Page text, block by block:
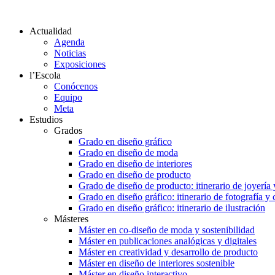
Actualidad
Agenda
Noticias
Exposiciones
l’Escola
Conócenos
Equipo
Meta
Estudios
Grados
Grado en diseño gráfico
Grado en diseño de moda
Grado en diseño de interiores
Grado en diseño de producto
Grado de diseño de producto: itinerario de joyería
Grado en diseño gráfico: itinerario de fotografía y
Grado en diseño gráfico: itinerario de ilustración
Másteres
Máster en co-diseño de moda y sostenibilidad
Máster en publicaciones analógicas y digitales
Máster en creatividad y desarrollo de producto
Máster en diseño de interiores sostenible